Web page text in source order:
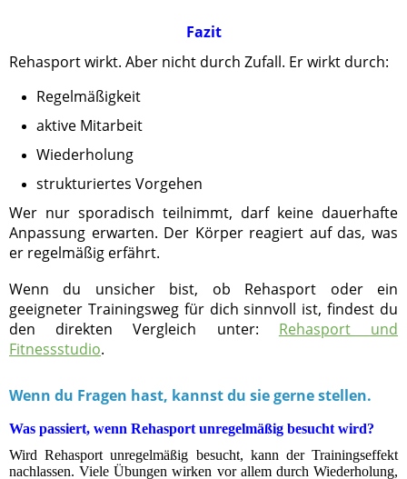
Fazit
Rehasport wirkt. Aber nicht durch Zufall. Er wirkt durch:
Regelmäßigkeit
aktive Mitarbeit
Wiederholung
strukturiertes Vorgehen
Wer nur sporadisch teilnimmt, darf keine dauerhafte
Anpassung erwarten. Der Körper reagiert auf das, was
er regelmäßig erfährt.
Wenn du unsicher bist, ob Rehasport oder ein
geeigneter Trainingsweg für dich sinnvoll ist, findest du
den direkten Vergleich unter: Rehasport und
Fitnessstudio.
Wenn du Fragen hast, kannst du sie gerne stellen.
Was passiert, wenn Rehasport unregelmäßig besucht wird?
Wird Rehasport unregelmäßig besucht, kann der Trainingseffekt
nachlassen. Viele Übungen wirken vor allem durch Wiederholung,